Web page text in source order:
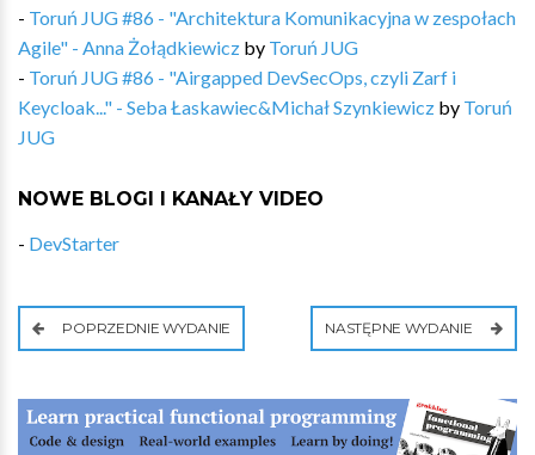
- Toruń JUG #86 - "Architektura Komunikacyjna w zespołach
Agile" - Anna Żołądkiewicz by Toruń JUG
- Toruń JUG #86 - "Airgapped DevSecOps, czyli Zarf i
Keycloak..." - Seba Łaskawiec&Michał Szynkiewicz by Toruń
JUG
NOWE BLOGI I KANAŁY VIDEO
- DevStarter
POPRZEDNIE WYDANIE NASTĘPNE WYDANIE